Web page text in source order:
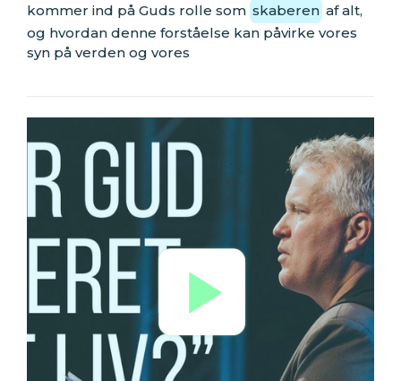
kommer ind på Guds rolle som skaberen af alt,
og hvordan denne forståelse kan påvirke vores
syn på verden og vores